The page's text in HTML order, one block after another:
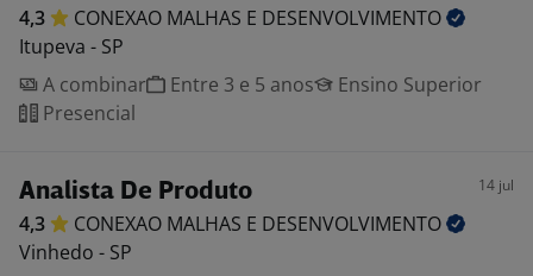
4,3 CONEXAO MALHAS E DESENVOLVIMENTO
Itupeva - SP
A combinar
Entre 3 e 5 anos
Ensino Superior
Presencial
Analista De Produto 14 jul
4,3 CONEXAO MALHAS E DESENVOLVIMENTO
Vinhedo - SP